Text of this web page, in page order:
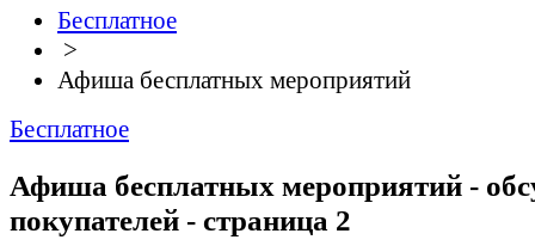
Бесплатное
>
Афиша бесплатных мероприятий
Бесплатное
Афиша бесплатных мероприятий -
покупателей - страница 2